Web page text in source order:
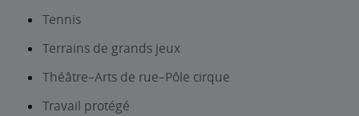
Tennis
Terrains de grands jeux
Théâtre–Arts de rue–Pôle cirque
Travail protégé